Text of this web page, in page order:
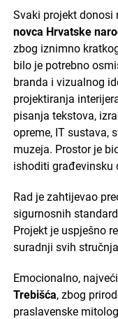
Svaki projekt donosi
novca Hrvatske
zbog iznimno
bilo je potrebno
branda i vizualnog
projektiranja
pisanja tekstova,
opreme, IT sustava,
muzeja. Prostor je
ishoditi građevinsku
Rad je zahtijevao
sigurnosnih
Projekt je uspješno
suradnji svih
Emocionalno,
Trebišća, zbog
praslavenske